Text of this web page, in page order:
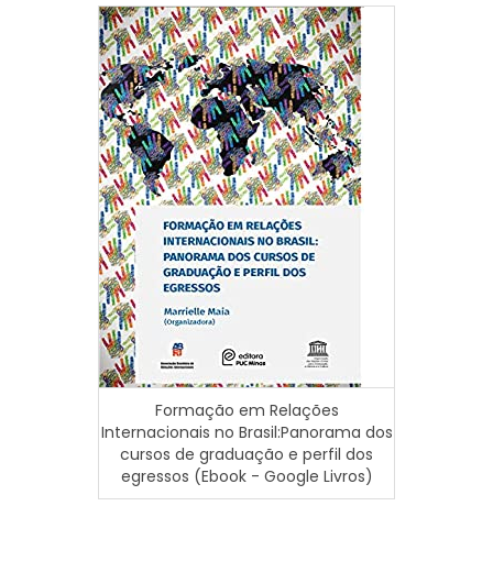
Formação em Relações
Internacionais no Brasil:Panorama dos
cursos de graduação e perfil dos
egressos (Ebook - Google Livros)